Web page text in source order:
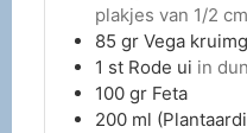
plakjes van 1/2
85 gr Vega
1 st Rode ui in
100 gr Feta
200 ml